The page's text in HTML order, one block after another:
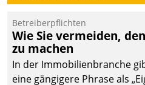
Betreiberpflichten
Wie Sie vermeiden,
zu machen
In der Immobilienbranche
eine gängigere Phrase als